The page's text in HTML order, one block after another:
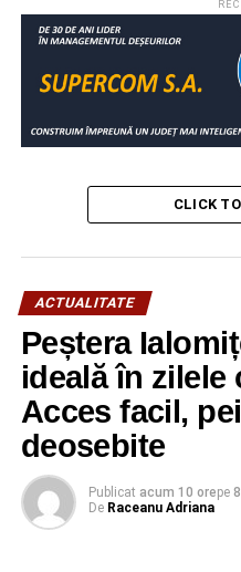
ACTUALITATE
COL TOMA MARIUS CEZAR
NATO
URMATOAREA
combaterea efectelor
CLICK
ACTUALITATE
Peștera
ideală în zilele
Acces facil,
deosebite
Publicat acum 10 orepe
De Raceanu Adriana